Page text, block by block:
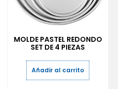
MOLDE PASTEL REDONDO
SET DE 4 PIEZAS
Añadir al carrito